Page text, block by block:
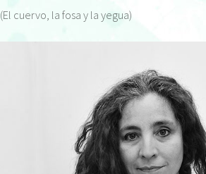
(El cuervo, la fosa y la yegua)